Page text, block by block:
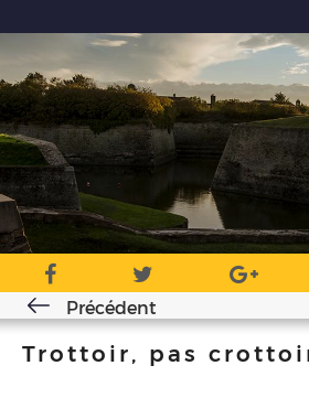
Précédent
Trottoir, pas